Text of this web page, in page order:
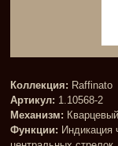
Коллекция: Raffinato
Артикул: 1.10568-2
Механизм:
Функции: Индикация